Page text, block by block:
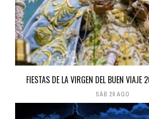
FIESTAS DE LA VIRGEN DEL BUEN VIAJE
SÁB 29 AGO